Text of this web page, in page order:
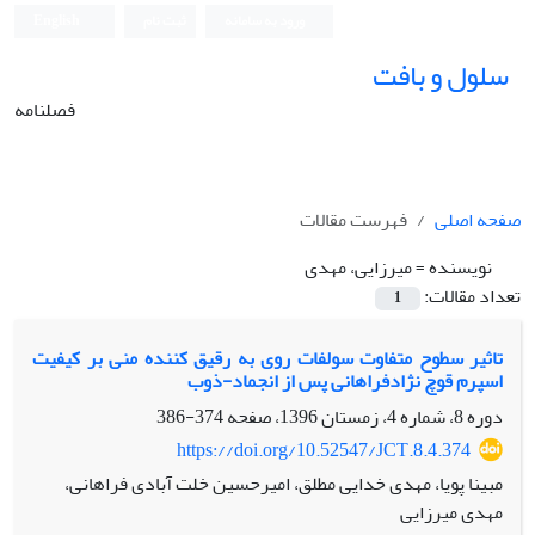
سلول و بافت
فصلنامه
صفحه اصلی
فهرست مقالات
نویسنده =میرزایی، مهدی
تعداد مقالات:
1
تاثیر سطوح متفاوت سولفات روی به رقیق کننده منی بر کیفیت
اسپرم قوچ نژادفراهانی پس از انجماد-ذوب
دوره 8، شماره 4، زمستان 1396، صفحه
374-386
https://doi.org/10.52547/JCT.8.4.374
مبینا پویا، مهدی خدایی مطلق، امیرحسین خلت آبادی فراهانی،
مهدی میرزایی